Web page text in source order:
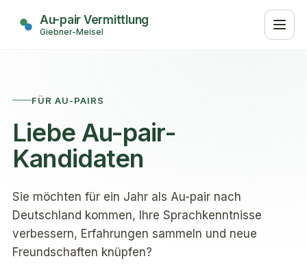
Au-pair Vermittlung
Giebner-Meisel
FÜR AU-PAIRS
Liebe Au-pair-
Kandidaten
Sie möchten für ein Jahr als Au-pair nach
Deutschland kommen, Ihre Sprachkenntnisse
verbessern, Erfahrungen sammeln und neue
Freundschaften knüpfen?